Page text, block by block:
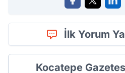
İlk Yorum
Kocatepe